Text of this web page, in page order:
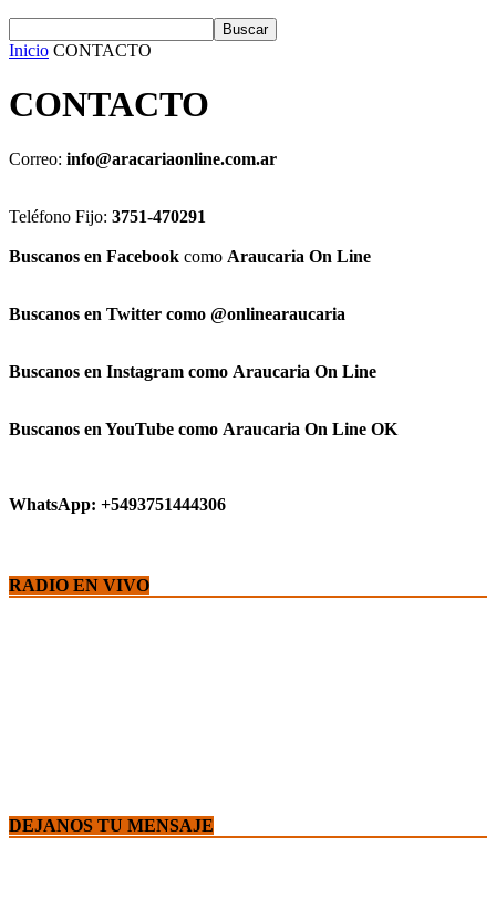
Inicio CONTACTO
CONTACTO
Correo: info@aracariaonline.com.ar
Teléfono Fijo: 3751-470291
Buscanos en Facebook como Araucaria On Line
Buscanos en Twitter como @onlinearaucaria
Buscanos en Instagram como Araucaria On Line
Buscanos en YouTube como Araucaria On Line OK
WhatsApp: +5493751444306
RADIO EN VIVO
DEJANOS TU MENSAJE